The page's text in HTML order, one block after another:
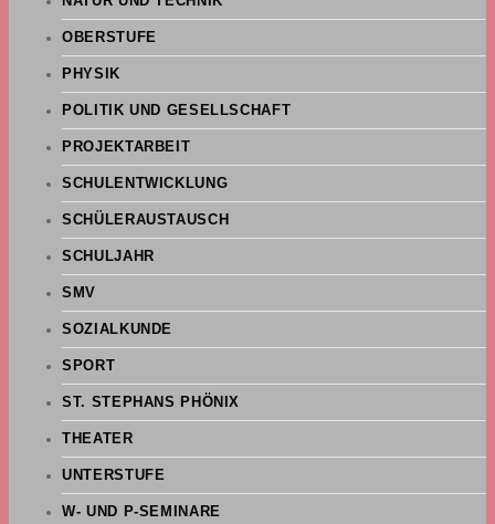
OBERSTUFE
PHYSIK
POLITIK UND GESELLSCHAFT
PROJEKTARBEIT
SCHULENTWICKLUNG
SCHÜLERAUSTAUSCH
SCHULJAHR
SMV
SOZIALKUNDE
SPORT
ST. STEPHANS PHÖNIX
THEATER
UNTERSTUFE
W- UND P-SEMINARE